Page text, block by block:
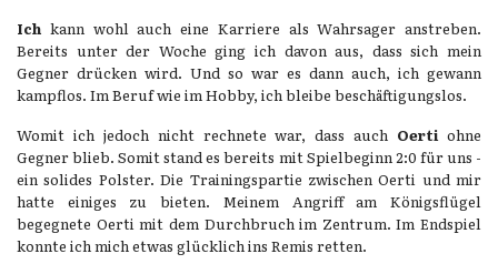
Ich kann wohl auch eine Karriere als Wahrsager anstreben.
Bereits unter der Woche ging ich davon aus, dass sich mein
Gegner drücken wird. Und so war es dann auch, ich gewann
kampflos. Im Beruf wie im Hobby, ich bleibe beschäftigungslos.
Womit ich jedoch nicht rechnete war, dass auch Oertiohne
Gegner blieb. Somit stand es bereits mit Spielbeginn 2:0 für uns -
ein solides Polster. Die Trainingspartie zwischen Oerti und mir
hatte einiges zu bieten. Meinem Angriff am Königsflügel
begegnete Oerti mit dem Durchbruch im Zentrum. Im Endspiel
konnte ich mich etwas glücklich ins Remis retten.